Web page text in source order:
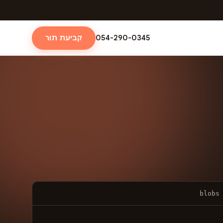
054-290-0345 קביעת תור
blobs